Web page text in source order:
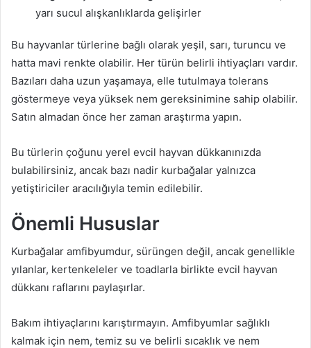
yarı sucul alışkanlıklarda gelişirler
Bu hayvanlar türlerine bağlı olarak yeşil, sarı, turuncu ve
hatta mavi renkte olabilir. Her türün belirli ihtiyaçları vardır.
Bazıları daha uzun yaşamaya, elle tutulmaya tolerans
göstermeye veya yüksek nem gereksinimine sahip olabilir.
Satın almadan önce her zaman araştırma yapın.
Bu türlerin çoğunu yerel evcil hayvan dükkanınızda
bulabilirsiniz, ancak bazı nadir kurbağalar yalnızca
yetiştiriciler aracılığıyla temin edilebilir.
Önemli Hususlar
Kurbağalar amfibyumdur, sürüngen değil, ancak genellikle
yılanlar, kertenkeleler ve toadlarla birlikte evcil hayvan
dükkanı raflarını paylaşırlar.
Bakım ihtiyaçlarını karıştırmayın. Amfibyumlar sağlıklı
kalmak için nem, temiz su ve belirli sıcaklık ve nem